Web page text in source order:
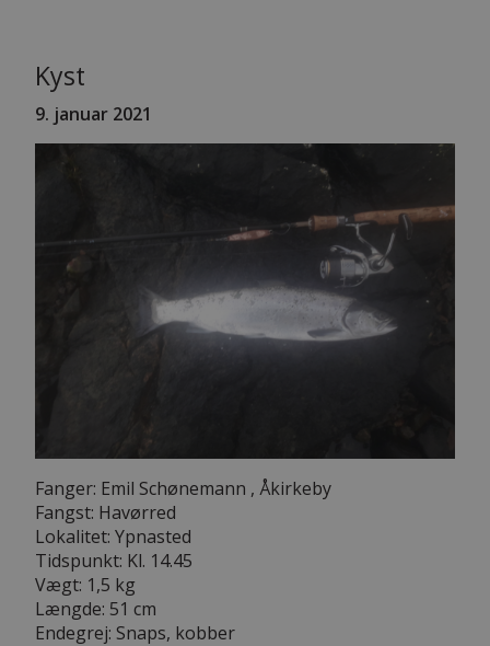
Kyst
9. januar 2021
Fanger: Emil Schønemann , Åkirkeby
Fangst: Havørred
Lokalitet: Ypnasted
Tidspunkt: Kl. 14.45
Vægt: 1,5 kg
Længde: 51 cm
Endegrej: Snaps, kobber